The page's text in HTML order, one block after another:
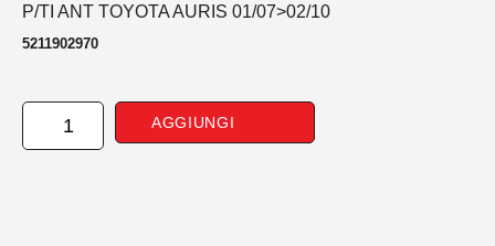
P/TI ANT TOYOTA AURIS 01/07>02/10
5211902970
PARAURTI
ANTERIORE
AGGIUNGI